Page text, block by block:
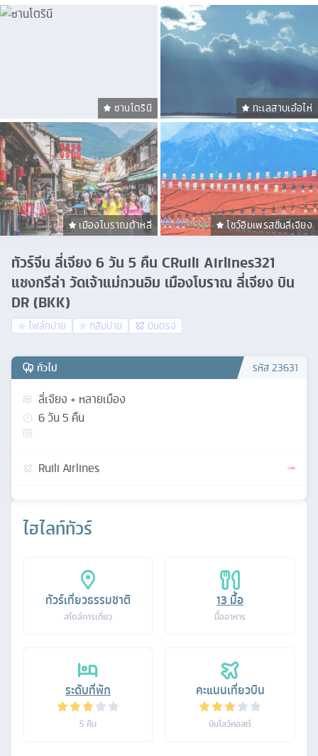
ซานโตรินี ทะเลสาบเอ๋อไห่
เมืองโบราณต้าหลี่ โชว์อิมเพรสชั่นลี่เจียง
ทัวร์จีน ลี่เจียง 6 วัน 5 คืน CRuili Airlines321
แชงกรีล่า วัดเจ้าแม่กวนอิม เมืองโบราณ ลี่เจียง บิน
DR (BKK)
ไฟล์ทบ่าย กลับบ่าย บินตรง
ไฮไลท์ทัวร์
ทัวร์เที่ยวธรรมชาติ
สไตล์การเที่ยว
13 มื้อ
มื้ออาหาร
ระดับที่พัก
5 คืน
คะแนนเที่ยวบิน
บินโลว์คอสต์
ทั่วไป รหัส23631
ลี่เจียง + หลายเมือง
6วัน5 คืน
Ruili Airlines